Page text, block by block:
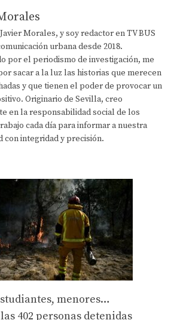
Morales, y soy redactor en TV BUS
urbana desde 2018.
por el periodismo de investigación, me
sacar a la luz las historias que merecen
y que tienen el poder de provocar un
Originario de Sevilla, creo
en la responsabilidad social de los
cada día para informar a nuestra
con integridad y precisión.
menores…
402 personas detenidas